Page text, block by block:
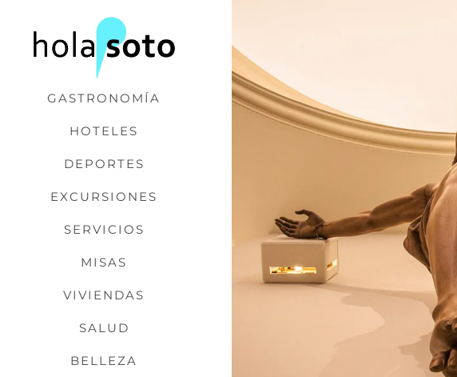
GASTRONOMÍA
HOTELES
DEPORTES
EXCURSIONES
SERVICIOS
MISAS
VIVIENDAS
SALUD
BELLEZA